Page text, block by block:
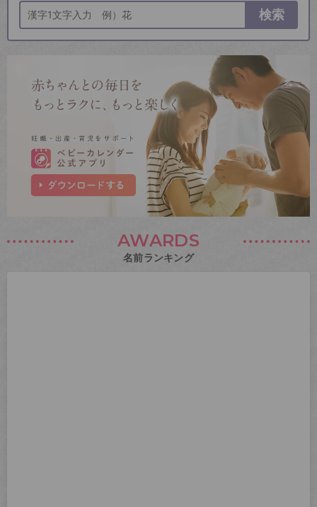
検索
AWARDS
名前ランキング